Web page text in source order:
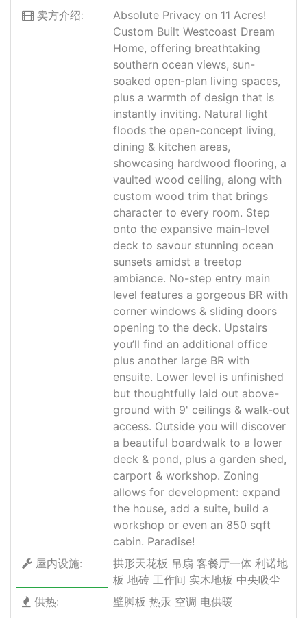
卖方介绍:
Absolute Privacy on 11 Acres!
Custom Built Westcoast Dream
Home, offering breathtaking
southern ocean views, sun-
soaked open-plan living spaces,
plus a warmth of design that is
instantly inviting. Natural light
floods the open-concept living,
dining & kitchen areas,
showcasing hardwood flooring, a
vaulted wood ceiling, along with
custom wood trim that brings
character to every room. Step
onto the expansive main-level
deck to savour stunning ocean
sunsets amidst a treetop
ambiance. No-step entry main
level features a gorgeous BR with
corner windows & sliding doors
opening to the deck. Upstairs
you’ll find an additional office
plus another large BR with
ensuite. Lower level is unfinished
but thoughtfully laid out above-
ground with 9' ceilings & walk-out
access. Outside you will discover
a beautiful boardwalk to a lower
deck & pond, plus a garden shed,
carport & workshop. Zoning
allows for development: expand
the house, add a suite, build a
workshop or even an 850 sqft
cabin. Paradise!
屋内设施:
拱形天花板 吊扇 客餐厅一体 利诺地
板 地砖 工作间 实木地板 中央吸尘
供热:
壁脚板 热汞 空调 电供暖